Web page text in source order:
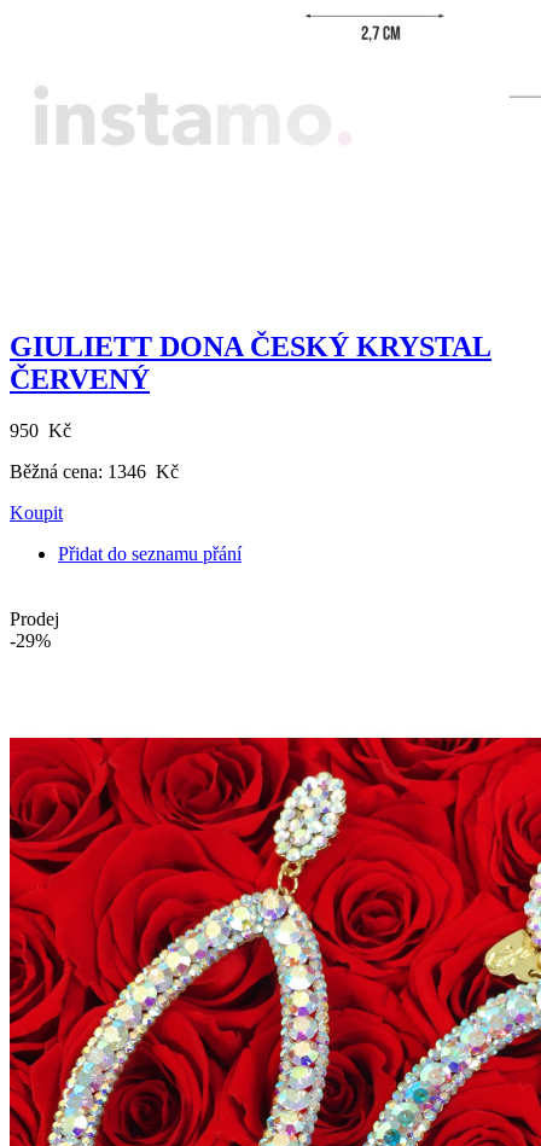
GIULIETT DONA ČESKÝ KRYSTAL
ČERVENÝ
950 Kč
Běžná cena: 1346 Kč
Koupit
Přidat do seznamu přání
Prodej
-29%